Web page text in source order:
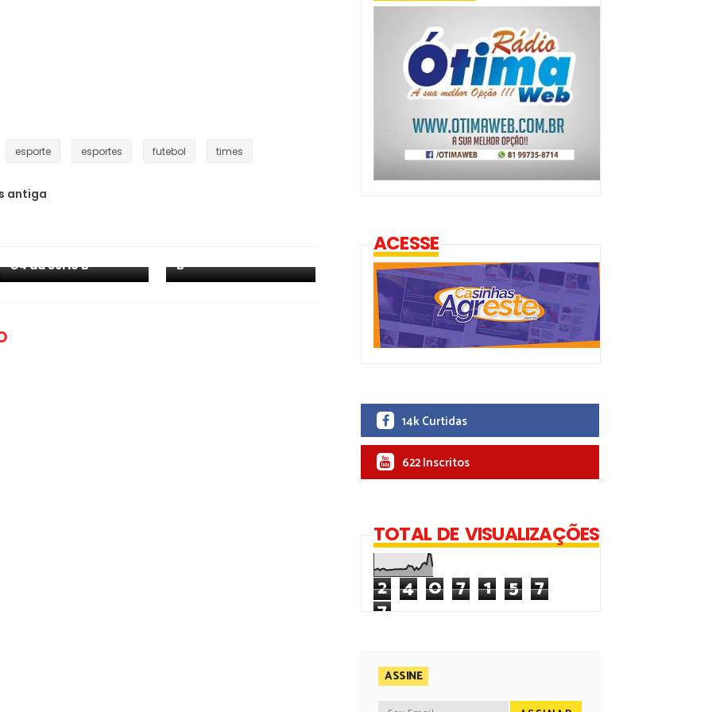
esporte esportes futebol times
antiga
G4 da Série B
B
ACESSE
14k Curtidas
622 Inscritos
TOTAL DE VISUALIZAÇÕES
2 4 0 7 1 5 7
7
ASSINE